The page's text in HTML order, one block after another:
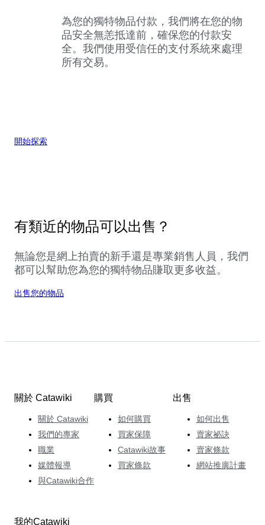
為您的獨特物品付款，我們將在您的物
品安全無恙抵達前，確保您的付款安
全。我們使用受信任的支付系統來處理
所有交易。
開始探索
有類近的物品可以出售？
無論您是網上拍賣的新手還是專業銷售人員，我們
都可以幫助您為您的獨特物品賺取更多收益。
出售您的物品
關於 Catawiki
關於 Catawiki
我們的專家
職業
媒體報導
與Catawiki合作
購買
如何購買
買家保障
Catawiki故事
買家條款
出售
如何出售
賣家祕訣
賣家條款
網站推廣計畫
我的Catawiki